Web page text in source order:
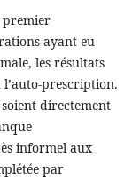
premier
ayant eu
les résultats
prescription.
directement
informel aux
par